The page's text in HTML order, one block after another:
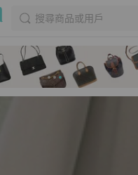
搜尋商品或用戶